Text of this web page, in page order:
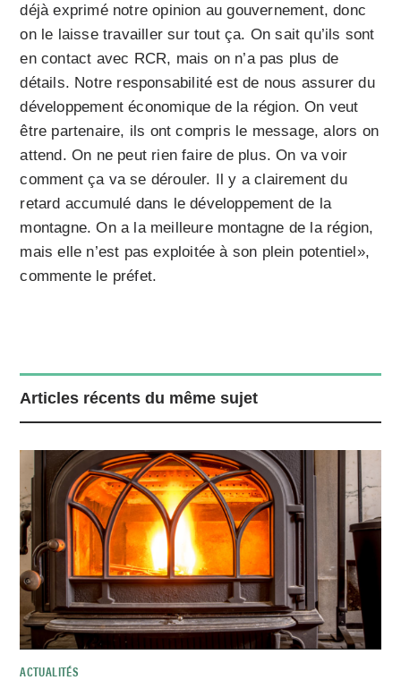
déjà exprimé notre opinion au gouvernement, donc
on le laisse travailler sur tout ça. On sait qu’ils sont
en contact avec RCR, mais on n’a pas plus de
détails. Notre responsabilité est de nous assurer du
développement économique de la région. On veut
être partenaire, ils ont compris le message, alors on
attend. On ne peut rien faire de plus. On va voir
comment ça va se dérouler. Il y a clairement du
retard accumulé dans le développement de la
montagne. On a la meilleure montagne de la région,
mais elle n’est pas exploitée à son plein potentiel»,
commente le préfet.
Articles récents du même sujet
ACTUALITÉS